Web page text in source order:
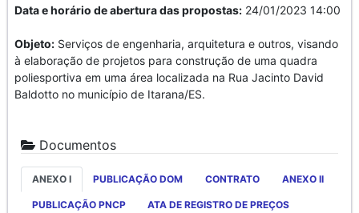
Data e horário de abertura das propostas: 24/01/2023 14:00
Objeto: Serviços de engenharia, arquitetura e outros, visando
à elaboração de projetos para construção de uma quadra
poliesportiva em uma área localizada na Rua Jacinto David
Baldotto no município de Itarana/ES.
Documentos
ANEXO I PUBLICAÇÃO DOM CONTRATO ANEXO II
PUBLICAÇÃO PNCP ATA DE REGISTRO DE PREÇOS